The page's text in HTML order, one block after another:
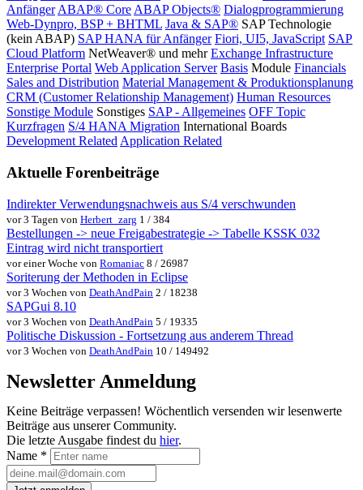
Anfänger ABAP® Core ABAP Objects® Dialogprogrammierung
Web-Dynpro, BSP + BHTML Java & SAP® SAP Technologie
(kein ABAP) SAP HANA für Anfänger Fiori, UI5, JavaScript SAP
Cloud Platform NetWeaver® und mehr Exchange Infrastructure
Enterprise Portal Web Application Server Basis Module Financials
Sales and Distribution Material Management & Produktionsplanung
CRM (Customer Relationship Management) Human Resources
Sonstige Module Sonstiges SAP - Allgemeines OFF Topic
Kurzfragen S/4 HANA Migration International Boards
Development Related Application Related
Aktuelle Forenbeiträge
Indirekter Verwendungsnachweis aus S/4 verschwunden
vor 3 Tagen von Herbert_zarg 1 / 384
Bestellungen -> neue Freigabestrategie -> Tabelle KSSK 032
Eintrag wird nicht transportiert
vor einer Woche von Romaniac 8 / 26987
Soriterung der Methoden in Eclipse
vor 3 Wochen von DeathAndPain 2 / 18238
SAPGui 8.10
vor 3 Wochen von DeathAndPain 5 / 19335
Politische Diskussion - Fortsetzung aus anderem Thread
vor 3 Wochen von DeathAndPain 10 / 149492
Newsletter Anmeldung
Keine Beiträge verpassen! Wöchentlich versenden wir lesenwerte
Beiträge aus unserer Community.
Die letzte Ausgabe findest du hier.
Name *